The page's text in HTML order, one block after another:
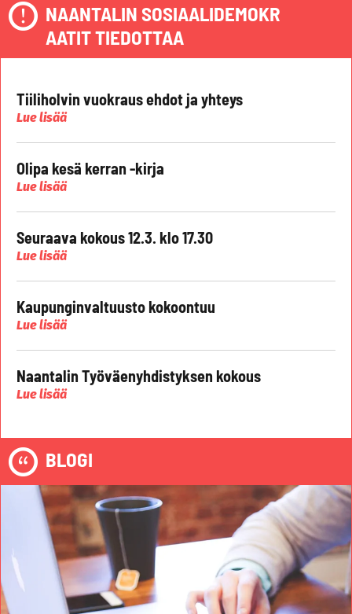
NAANTALIN SOSIAALIDEMOKR
AATIT TIEDOTTAA
Tiiliholvin vuokraus ehdot ja yhteys
Lue lisää
Olipa kesä kerran -kirja
Lue lisää
Seuraava kokous 12.3. klo 17.30
Lue lisää
Kaupunginvaltuusto kokoontuu
Lue lisää
Naantalin Työväenyhdistyksen kokous
Lue lisää
BLOGI